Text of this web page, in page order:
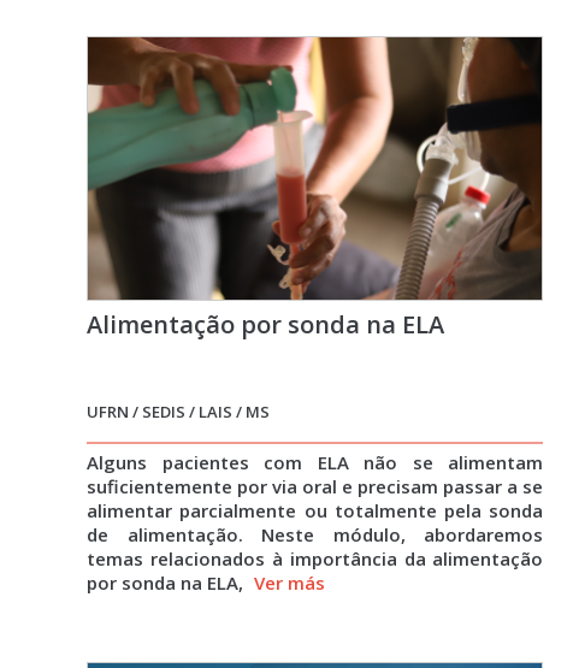
Alimentação por sonda na ELA
UFRN / SEDIS / LAIS / MS
Alguns pacientes com ELA não se alimentam
suficientemente por via oral e precisam passar a se
alimentar parcialmente ou totalmente pela sonda
de alimentação. Neste módulo, abordaremos
temas relacionados à importância da alimentação
por sonda na ELA, Ver más